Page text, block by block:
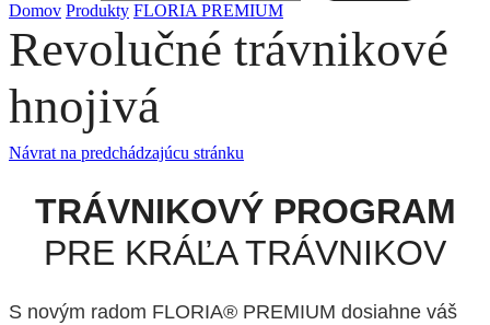
Domov Produkty FLORIA PREMIUM
Revolučné trávnikové
hnojivá
Návrat na predchádzajúcu stránku
TRÁVNIKOVÝ PROGRAM
PRE KRÁĽA TRÁVNIKOV
S novým radom FLORIA® PREMIUM dosiahne váš